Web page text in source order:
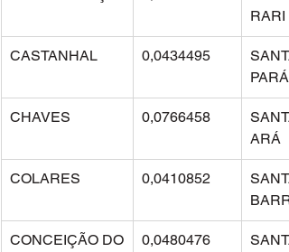
RARI
CASTANHAL 0,0434495
PARÁ
CHAVES 0,0766458
ARÁ
COLARES 0,0410852
CONCEIÇÃO DO
0,0480476